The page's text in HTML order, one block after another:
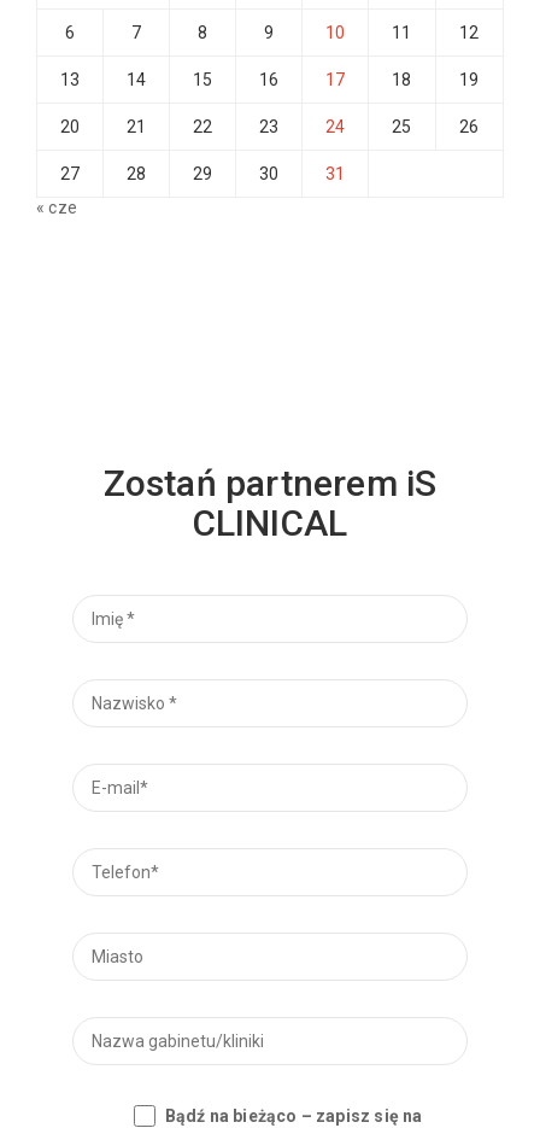
6 7 8 9 10 11 12
13 14 15 16 17 18 19
20 21 22 23 24 25 26
27 28 29 30
31
« cze
Zostań partnerem iS
CLINICAL
Bądź na bieżąco – zapisz się na